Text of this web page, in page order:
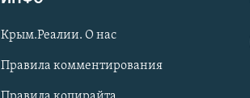
Крым.Реалии. О нас
Правила комментирования